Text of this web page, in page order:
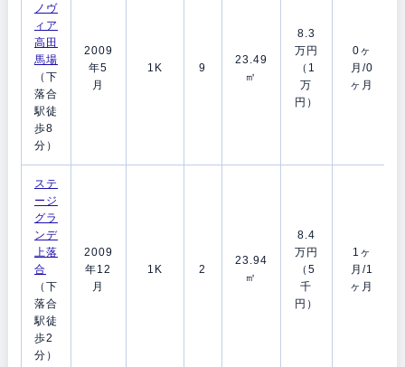
ノヴ
ィア
高田
馬場
（下
落合
駅徒
歩8
分）
2009
年5
月
1K 9
23.49
㎡
8.3
万円
（1
万
円）
0ヶ
月/0
ヶ月
ステ
ージ
グラ
ンデ
上落
合
（下
落合
駅徒
歩2
分）
2009
年12
月
1K 2
23.94
㎡
8.4
万円
（5
千
円）
1ヶ
月/1
ヶ月